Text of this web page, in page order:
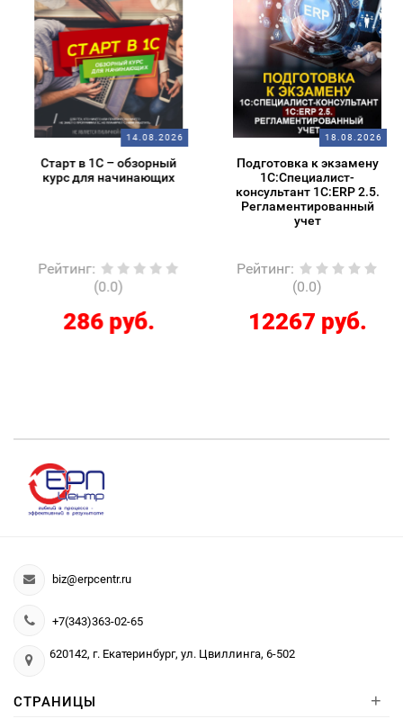
14.08.2026
Старт в 1С – обзорный
курс для начинающих
Рейтинг:
(0.0)
286 руб.
18.08.2026
Подготовка к экзамену
1С:Специалист-
консультант 1С:ERP 2.5.
Регламентированный
учет
Рейтинг:
(0.0)
12267 руб.
biz@erpcentr.ru
+7(343)363-02-65
620142, г. Екатеринбург, ул. Цвиллинга, 6-502
СТРАНИЦЫ +